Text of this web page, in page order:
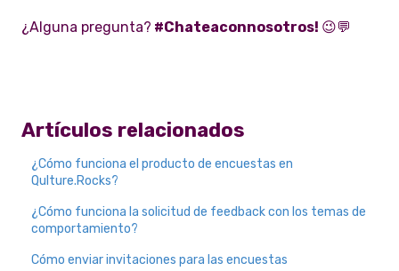
¿Alguna pregunta? #Chateaconnosotros! 😉💬
Artículos relacionados
¿Cómo funciona el producto de encuestas en
Qulture.Rocks?
¿Cómo funciona la solicitud de feedback con los temas de
comportamiento?
Cómo enviar invitaciones para las encuestas